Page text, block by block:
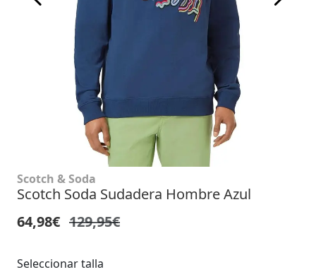
Scotch & Soda
Scotch Soda Sudadera Hombre Azul
64,98€ 129,95€
Seleccionar talla